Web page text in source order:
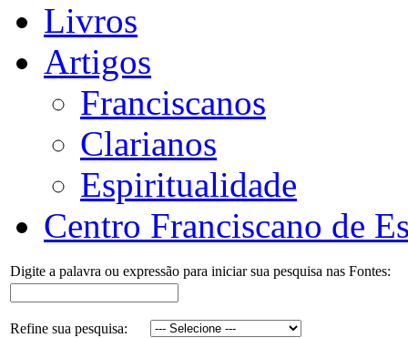
Livros
Artigos
Franciscanos
Clarianos
Espiritualidade
Centro Franciscano de
Digite a palavra ou expressão para iniciar sua pesquisa nas Fontes:
Refine sua pesquisa: